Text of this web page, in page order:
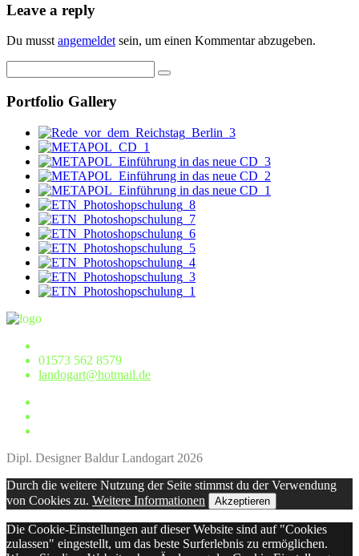
Leave a reply
Du musst angemeldet sein, um einen Kommentar abzugeben.
Portfolio Gallery
01573 562 8579
landogart@hotmail.de
Dipl. Designer Baldur Landogart 2026
Durch die weitere Nutzung der Seite stimmst du der Verwendung
von Cookies zu. Weitere Informationen Akzeptieren
Die Cookie-Einstellungen auf dieser Website sind auf "Cookies
zulassen" eingestellt, um das beste Surferlebnis zu ermöglichen.